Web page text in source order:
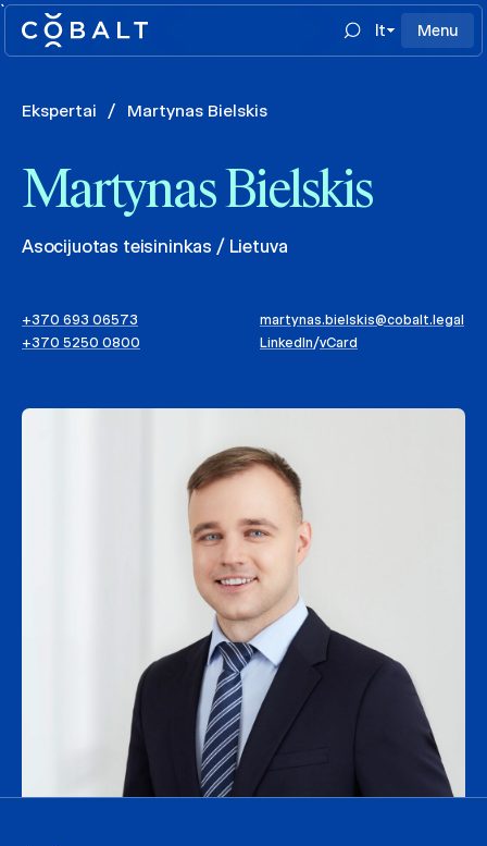
`
lt
Menu
Ekspertai / Martynas Bielskis
Martynas Bielskis
Asocijuotas teisininkas / Lietuva
+370 693 06573
+370 5250 0800
martynas.bielskis@cobalt.legal
LinkedIn/vCard